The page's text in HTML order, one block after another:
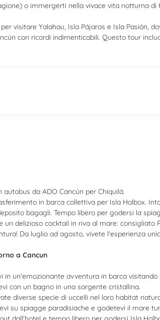
o immergerti nella vivace vita notturna di
visitare Yalahau, Isla Pájaros e Isla Pasión,
con ricordi indimenticabili. Questo tour
autobus da ADO Cancún per Chiquilá.
in barca collettiva per Isla Holbox.
bagagli. Tempo libero per godersi la
un delizioso cocktail in riva al mare: consigliato
Da luglio ad agosto, vivete l'esperienza
a Cancun
in un'emozionante avventura in barca visitando
con un bagno in una sorgente cristallina.
diverse specie di uccelli nel loro habitat
su spiagge paradisiache e godetevi il mare